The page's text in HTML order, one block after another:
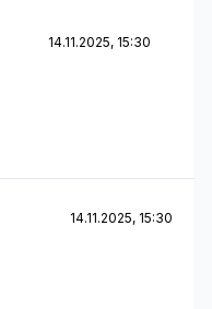
14.11.2025, 15:30
14.11.2025, 15:30